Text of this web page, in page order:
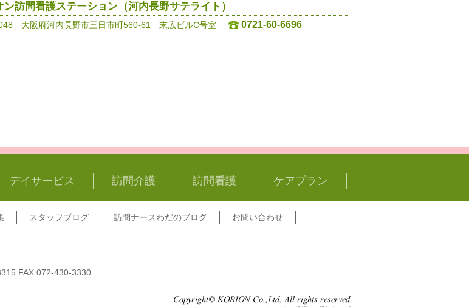
ン訪問看護ステーション（河内長野サテライト）
大阪府河内長野市三日市町560-61 末広ビルC号室 0721-60-6696
デイサービス 訪問介護 訪問看護 ケアプラン
スタッフブログ 訪問ナースわだのブログ お問い合わせ
FAX.072-430-3330